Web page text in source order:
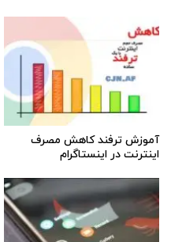
آموزش ترفند کاهش مصرف
اینترنت در اینستاگرام